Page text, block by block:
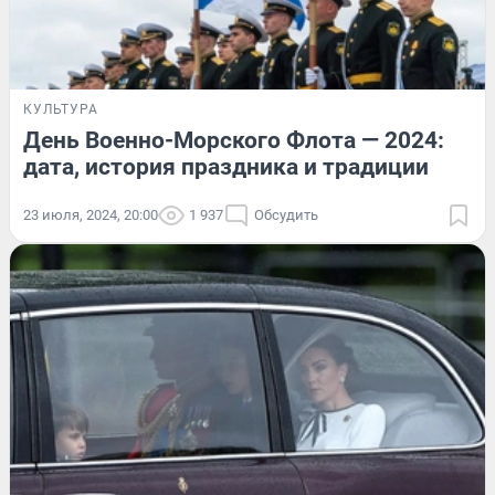
КУЛЬТУРА
День Военно-Морского Флота — 2024:
дата, история праздника и традиции
23 июля, 2024, 20:00 1 937 Обсудить